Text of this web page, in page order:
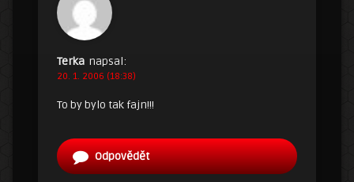
Terka napsal:
20. 1. 2006 (18:38)
To by bylo tak fajn!!!
Odpovědět